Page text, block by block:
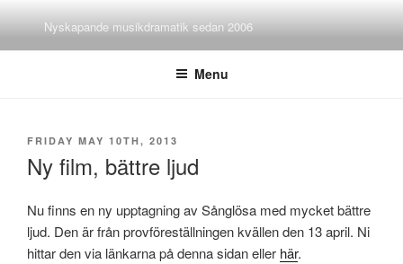
content
Nyskapande musikdramatik sedan 2006
Menu
POSTED
FRIDAY MAY 10TH, 2013
Ny film, bättre ljud
Nu finns en ny upptagning av Sånglösa med mycket bättre
ljud. Den är från provföreställningen kvällen den 13 april. Ni
hittar den via länkarna på denna sidan eller här.